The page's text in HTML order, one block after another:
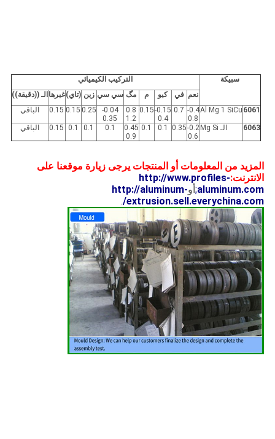
سبيكة
التركيب الكيميائي
نعم في كيو م مگ سي سي زين (تاي)غيرهاالـ ((دقيقة))
6061
Al Mg 1 SiCu
0.4-
0.8
0.7
0.15-
0.4
0.15
0.8
1.2
0.04-
0.35
0.25
0.15
0.15 الباقي
6063 الـ Mg Si
0.2-
0.6
0.35
0.1
0.1
0.45
0.9
0.1
0.1
0.1
0.15 الباقي
المزيد من المعلومات أو المنتجات يرجى زيارة موقعنا على
الانترنت:http://www.profiles-
aluminum.com
;أوhttp://aluminum-
extrusion.sell.everychina.com/
.